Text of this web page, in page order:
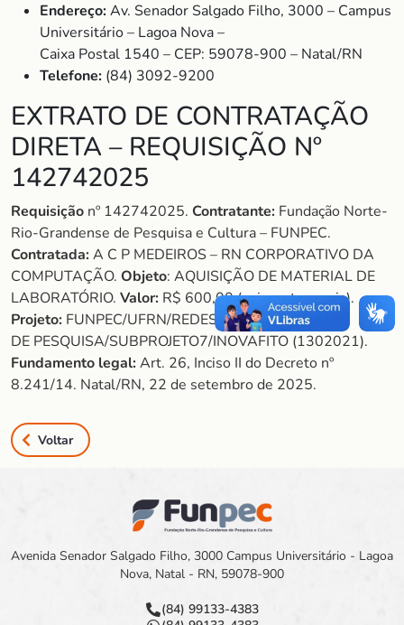
Endereço:Av. Senador Salgado Filho, 3000 – Campus
Universitário – Lagoa Nova –
Caixa Postal 1540 – CEP: 59078-900 – Natal/RN
Telefone: (84) 3092-9200
EXTRATO DE CONTRATAÇÃO
DIRETA – REQUISIÇÃO Nº
142742025
Requisição nº 142742025. Contratante: Fundação Norte-
Rio-Grandense de Pesquisa e Cultura – FUNPEC.
Contratada:A C P MEDEIROS – RN CORPORATIVO DA
COMPUTAÇÃO. Objeto: AQUISIÇÃO DE MATERIAL DE
LABORATÓRIO. Valor: R$ 600,00 (seiscentos reais).
Projeto: FUNPEC/UFRN/REDES
DE PESQUISA/SUBPROJETO7/INOVAFITO (1302021).
Fundamento legal:Art. 26, Inciso II do Decreto nº
8.241/14. Natal/RN, 22 de setembro de 2025.
Voltar
Avenida Senador Salgado Filho, 3000 Campus Universitário - Lagoa
Nova, Natal - RN, 59078-900
(84) 99133-4383